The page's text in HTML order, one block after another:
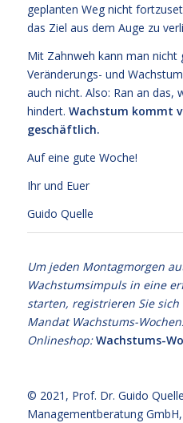
geplanten Weg nicht
das Ziel aus dem Auge zu
Mit Zahnweh kann man nicht
Veränderungs- und
auch nicht. Also: Ran an das,
hindert. Wachstum kommt
geschäftlich.
Auf eine gute Woche!
Ihr und Euer
Guido Quelle
Um jeden Montagmorgen
Wachstumsimpuls in eine
starten, registrieren Sie
Mandat Wachstums-
Onlineshop:Wachstums-
© 2021, Prof. Dr. Guido Quelle
Managementberatung